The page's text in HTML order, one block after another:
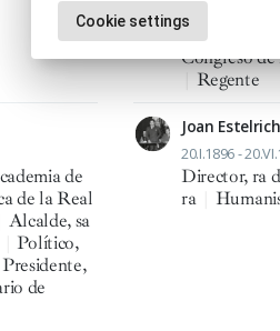
Historiador,
Presidente
Congreso
Regente
de
de la Real
Alcalde, sa
Político,
Presidente,
de
Joan
20.I.1896 -
Director, ra
ra
Cookie settings